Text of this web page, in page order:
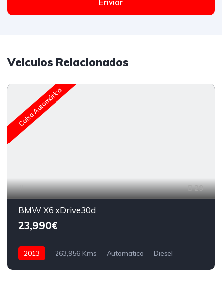
Enviar
Veiculos Relacionados
Caixa Automática
29
BMW X6 xDrive30d
23,990€
2013 263,956 Kms Automatico Diesel